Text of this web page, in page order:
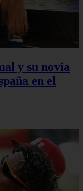
y su novia
en el